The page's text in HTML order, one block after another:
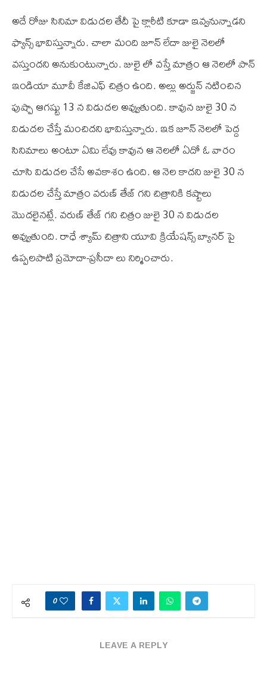
అదే రోజు సినిమా విడుదల తేదీ పై క్లారీటి కూడా ఇవ్వనున్నాడని
ఫ్యాన్స్ భావిస్తున్నారు. చాలా మంది జూన్ లేదా జులై నెలలో
వస్తుందని అనుకుంటున్నారు. జులై లో వస్తే మాత్రం ఆ నెలలో పాన్
ఇండియా మూవీ కే‌జి‌ఎఫ్ చిత్రం ఉంది. అల్లు అర్జున్ నటించిన
పుష్పా ఆగష్టు 13 న విడుదల అవ్వుతుంది. కావున జులై 30 న
విడుదల చేస్తే మంచిదని భావిస్తున్నారు. ఇక జూన్ నెలలో పెద్ద
సినిమాలు అంటూ ఏమి లేవు కావున ఆ నెలలో ఏదో ఓ వారం
చూసి విడుదల చేసే అవకాశం ఉంది. ఆ నెల కాదని జులై 30 న
విడుదల చేస్తే మాత్రం వరుణ్ తేజ్ గని చిత్రానికి కష్టాలు
మొదలైనట్లే. వరుణ్ తేజ్ గని చిత్రం జులై 30 న విడుదల
అవ్వుతుంది. రాధే శ్యామ్ చిత్రాని యూ‌వి క్రియేషన్స్ బ్యానర్ పై
ఉప్పలపాటి ప్రమోదా-ప్రసీదా లు నిర్మించారు.
0
LEAVE A REPLY